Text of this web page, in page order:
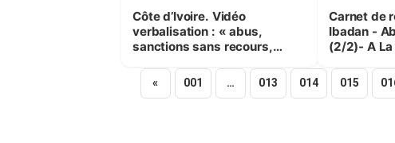
Côte d’Ivoire. Vidéo
verbalisation : « abus,
sanctions sans recours,
Carnet de
Ibadan -
(2/2)- A
« 001 … 013 014 015